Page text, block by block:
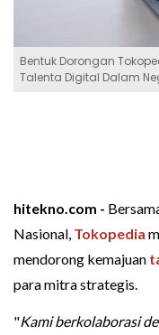
Bentuk Dorongan
Talenta Digital Dalam
hitekno.com -
Nasional, Tokopedia
mendorong kemajuan
para mitra strategis.
"Kami berkolaborasi